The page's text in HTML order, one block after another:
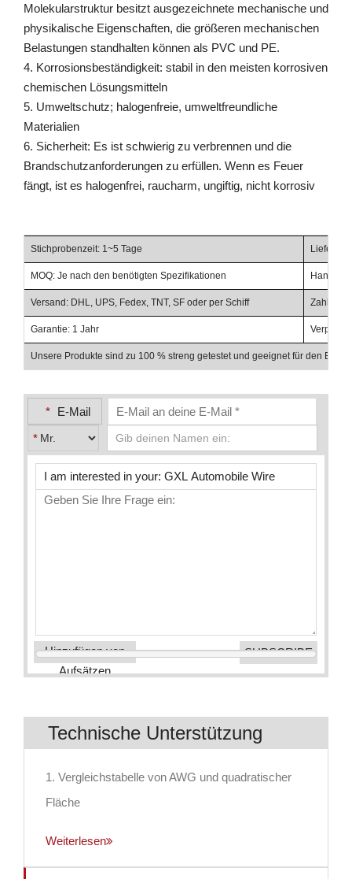
Molekularstruktur besitzt ausgezeichnete mechanische und
physikalische Eigenschaften, die größeren mechanischen
Belastungen standhalten können als PVC und PE.
4. Korrosionsbeständigkeit: stabil in den meisten korrosiven
chemischen Lösungsmitteln
5. Umweltschutz; halogenfreie, umweltfreundliche
Materialien
6. Sicherheit: Es ist schwierig zu verbrennen und die
Brandschutzanforderungen zu erfüllen. Wenn es Feuer
fängt, ist es halogenfrei, raucharm, ungiftig, nicht korrosiv
Stichprobenzeit: 1~5 Tage
MOQ: Je nach den benötigten Spezifikationen
Versand: DHL, UPS, Fedex, TNT, SF oder per Schiff
Garantie: 1 Jahr
Unsere Produkte sind zu 100 % streng getestet und geeignet für den
* E-Mail
*
Hinzufügen von
Aufsätzen
Technische Unterstützung
1. Vergleichstabelle von AWG und quadratischer
Fläche
Weiterlesen